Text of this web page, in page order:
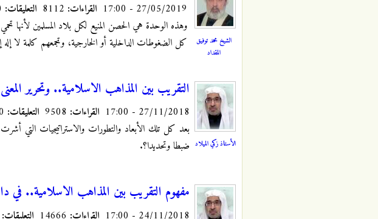
الشيخ محمد توفيق
المقداد
27/05/2019 - 17:00 القراءات: التعليقات:
وهذه الوحدة هي الحصن المنيع لكل بلاد المسلمين لأنها
كل الضغوطات الداخلية أو الخارجية، وتجمعهم كلمة لا إله
الأستاذ زكي الميلاد
التقريب بين المذاهب الاسلامية.. وتحرير المعنى
27/11/2018 - 17:00 القراءات: التعليقات:
بعد كل تلك الأبعاد والتطورات والاستراتيجيات التي
ضبطا وتحديدا؟.
مفهوم التقريب بين المذاهب الاسلامية.. في